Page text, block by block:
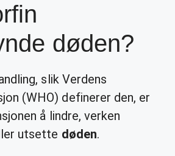
døden?
slik Verdens
(WHO) definerer den, er
å lindre, verken
utsette døden.